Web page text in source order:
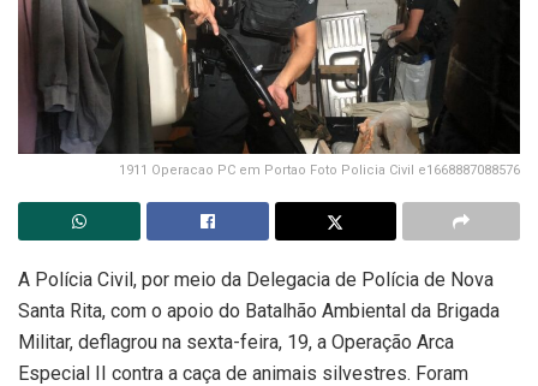
1911 Operacao PC em Portao Foto Policia Civil e1668887088576
A Polícia Civil, por meio da Delegacia de Polícia de Nova
Santa Rita, com o apoio do Batalhão Ambiental da Brigada
Militar, deflagrou na sexta-feira, 19, a Operação Arca
Especial II contra a caça de animais silvestres. Foram